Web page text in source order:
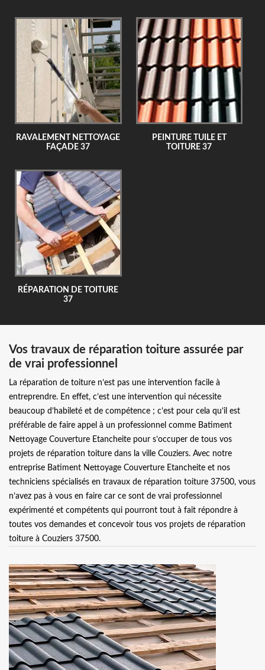
RAVALEMENT NETTOYAGE
FAÇADE 37
PEINTURE TUILE ET
TOITURE 37
RÉPARATION DE TOITURE
37
Vos travaux de réparation toiture assurée par
de vrai professionnel
La réparation de toiture n’est pas une intervention facile à
entreprendre. En effet, c’est une intervention qui nécessite
beaucoup d’habileté et de compétence ; c’est pour cela qu’il est
préférable de faire appel à un professionnel comme Batiment
Nettoyage Couverture Etancheite pour s’occuper de tous vos
projets de réparation toiture dans la ville Couziers. Avec notre
entreprise Batiment Nettoyage Couverture Etancheite et nos
techniciens spécialisés en travaux de réparation toiture 37500, vous
n’avez pas à vous en faire car ce sont de vrai professionnel
expérimenté et compétents qui pourront tout à fait répondre à
toutes vos demandes et concevoir tous vos projets de réparation
toiture à Couziers 37500.